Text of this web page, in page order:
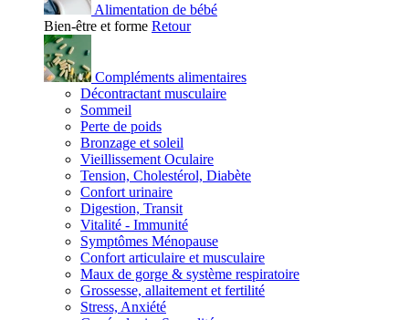
Alimentation de bébé
Bien-être et forme Retour
Compléments alimentaires
Décontractant musculaire
Sommeil
Perte de poids
Bronzage et soleil
Vieillissement Oculaire
Tension, Cholestérol, Diabète
Confort urinaire
Digestion, Transit
Vitalité - Immunité
Symptômes Ménopause
Confort articulaire et musculaire
Maux de gorge & système respiratoire
Grossesse, allaitement et fertilité
Stress, Anxiété